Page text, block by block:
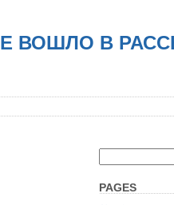
ВОШЛО В
PAGES